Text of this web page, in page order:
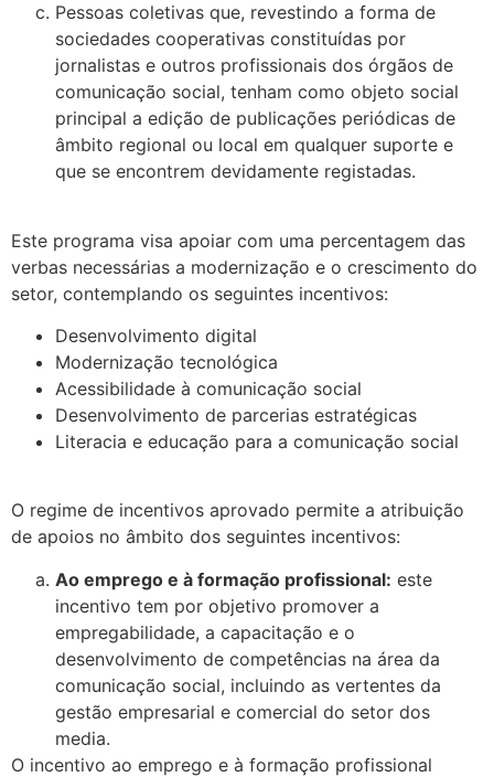
Pessoas coletivas que, revestindo a forma de
sociedades cooperativas constituídas por
jornalistas e outros profissionais dos órgãos de
comunicação social, tenham como objeto social
principal a edição de publicações periódicas de
âmbito regional ou local em qualquer suporte e
que se encontrem devidamente registadas.
Este programa visa apoiar com uma percentagem das
verbas necessárias a modernização e o crescimento do
setor, contemplando os seguintes incentivos:
Desenvolvimento digital
Modernização tecnológica
Acessibilidade à comunicação social
Desenvolvimento de parcerias estratégicas
Literacia e educação para a comunicação social
O regime de incentivos aprovado permite a atribuição
de apoios no âmbito dos seguintes incentivos:
Ao emprego e à formação profissional: este
incentivo tem por objetivo promover a
empregabilidade, a capacitação e o
desenvolvimento de competências na área da
comunicação social, incluindo as vertentes da
gestão empresarial e comercial do setor dos
media.
O incentivo ao emprego e à formação profissional